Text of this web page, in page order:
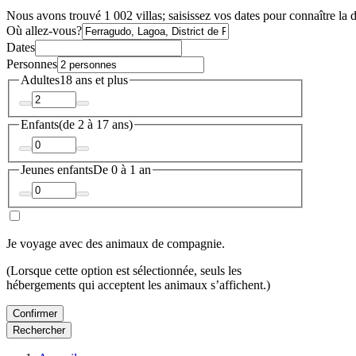
Nous avons trouvé 1 002 villas; saisissez vos dates pour connaître la
Où allez-vous?
Dates
Personnes
Adultes18 ans et plus
Enfants(de 2 à 17 ans)
Jeunes enfantsDe 0 à 1 an
Je voyage avec des animaux de compagnie.
(Lorsque cette option est sélectionnée, seuls les
hébergements qui acceptent les animaux s’affichent.)
Confirmer
Rechercher